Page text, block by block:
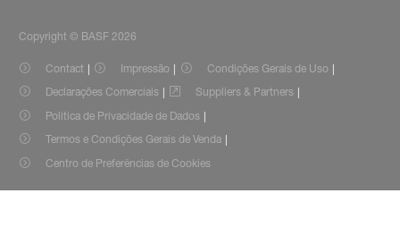
Copyright © BASF 2026
Contact Impressão
Condições Gerais de Uso
Declarações Comerciais
Suppliers & Partners
Politica de Privacidade de Dados
Termos e Condições Gerais de Venda
Centro de Preferências de Cookies